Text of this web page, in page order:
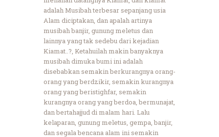
adalah Musibah terbesar sepanjang usia
Alam diciptakan, dan apalah artinya
musibah banjir, gunung meletus dan
lainnya yang tak sedebu dari kejadian
Kiamat..?, Ketahuilah makin banyaknya
musibah dimuka bumi ini adalah
disebabkan semakin berkurangnya orang-
orang yang berdzikir, semakin kurangnya
orang yang beristighfar, semakin
kurangnya orang yang berdoa, bermunajat,
dan bertahajjud di malam hari. Lalu
kelaparan, gunung meletus, gempa, banjir,
dan segala bencana alam ini semakin